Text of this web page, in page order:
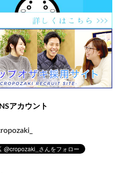
アカウント